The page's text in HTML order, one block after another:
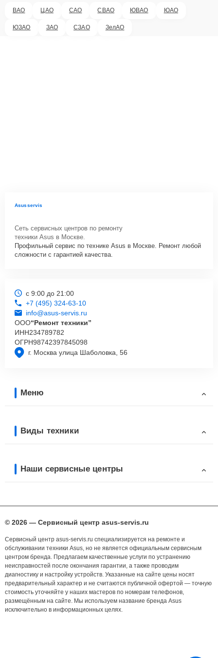
ВАО ЦАО САО СВАО ЮВАО ЮАО
ЮЗАО ЗАО СЗАО ЗелАО
Asusservis
Сеть сервисных центров по ремонту
техники Asus в Москве.
Профильный сервис по технике Asus в Москве. Ремонт любой
сложности с гарантией качества.
г. Москва улица Шаболовка, 56
с 9:00 до 21:00
+7 (495) 324-63-10
info@asus-servis.ru
ООО“Ремонт техники”
ИНН234789782
ОГРН98742397845098
Меню
Виды техники
Наши сервисные центры
© 2026 — Сервисный центр asus-servis.ru
Сервисный центр asus-servis.ru специализируется на ремонте и
обслуживании техники Asus, но не является официальным сервисным
центром бренда. Предлагаем качественные услуги по устранению
неисправностей после окончания гарантии, а также проводим
диагностику и настройку устройств. Указанные на сайте цены носят
предварительный характер и не считаются публичной офертой — точную
стоимость уточняйте у наших мастеров по номерам телефонов,
размещённым на сайте. Мы используем название бренда Asus
исключительно в информационных целях.